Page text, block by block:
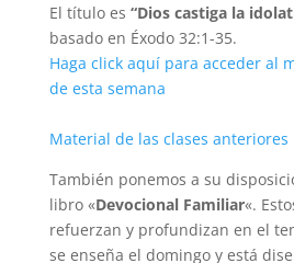
El título es “Dios castiga la
basado en Éxodo 32:1-35.
Haga click aquí para acceder al
de esta semana
Material de las clases anteriores
También ponemos a su
libro «Devocional Familiar«.
refuerzan y profundizan en el
se enseña el domingo y está